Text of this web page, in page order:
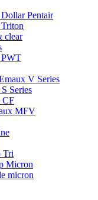
Pentair
clear
PWT
V Series
Series
CF
MFV
Tri
Micron
micron